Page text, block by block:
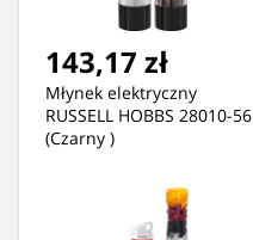
143,17 zł
Młynek elektryczny
RUSSELL HOBBS 28010-56
(Czarny )